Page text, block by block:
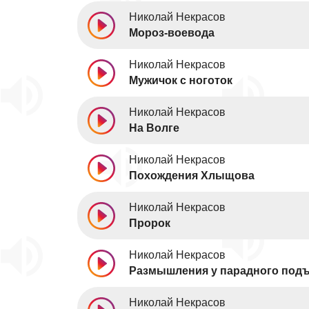
Николай Некрасов
Мороз-воевода
Николай Некрасов
Мужичок с ноготок
Николай Некрасов
На Волге
Николай Некрасов
Похождения Хлыщова
Николай Некрасов
Пророк
Николай Некрасов
Размышления у парадного
Николай Некрасов